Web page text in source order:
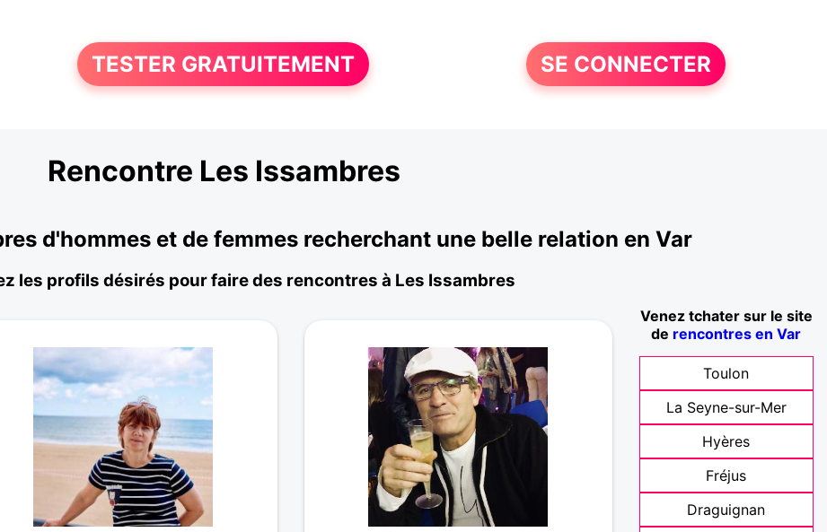
TESTER GRATUITEMENT SE CONNECTER
Rencontre Les Issambres
d'hommes et de femmes recherchant une belle relation en Var
les profils désirés pour faire des rencontres à Les Issambres
Venez tchater sur le site
de rencontres en Var
Toulon
La Seyne-sur-Mer
Hyères
Fréjus
Draguignan